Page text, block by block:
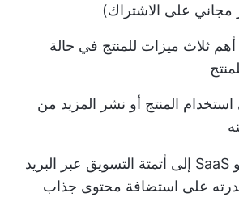
على الاشتراك)
ثلاث ميزات للمنتج في حالة
المنتج أو نشر المزيد من
غالبًا ما يلجأ مسوقو SaaS إلى أتمتة التسويق عبر البريد
على استضافة محتوى جذاب